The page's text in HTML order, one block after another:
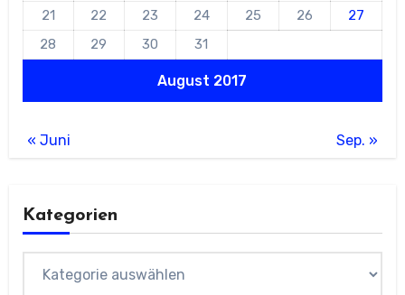
August 2017
21
22 23 24 25 26
27
28
29 30 31
« Juni Sep. »
Kategorien